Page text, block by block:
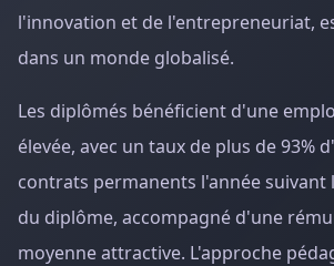
l'innovation et de l'entrepreneuriat,
dans un monde globalisé.
Les diplômés bénéficient d'une
élevée, avec un taux de plus de 93%
contrats permanents l'année
du diplôme, accompagné d'une
moyenne attractive. L'approche